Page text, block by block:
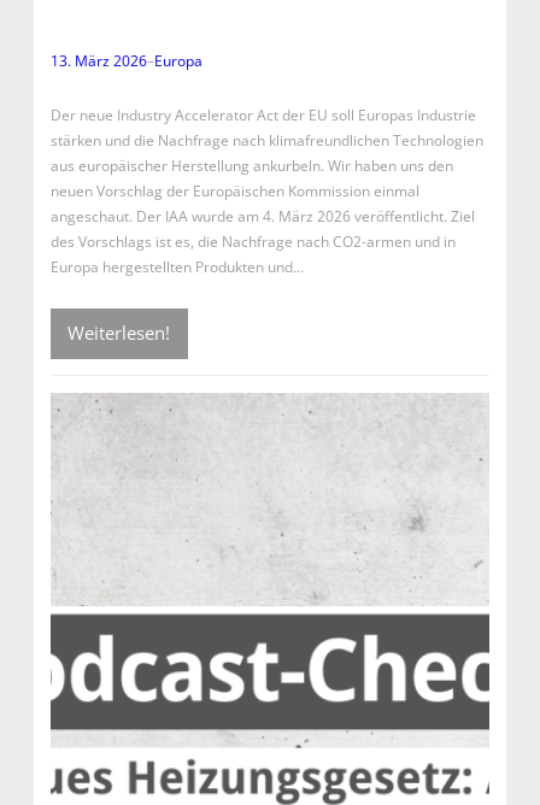
13. März 2026–Europa
Der neue Industry Accelerator Act der EU soll Europas Industrie
stärken und die Nachfrage nach klimafreundlichen Technologien
aus europäischer Herstellung ankurbeln. Wir haben uns den
neuen Vorschlag der Europäischen Kommission einmal
angeschaut. Der IAA wurde am 4. März 2026 veröffentlicht. Ziel
des Vorschlags ist es, die Nachfrage nach CO2-armen und in
Europa hergestellten Produkten und…
Weiterlesen!